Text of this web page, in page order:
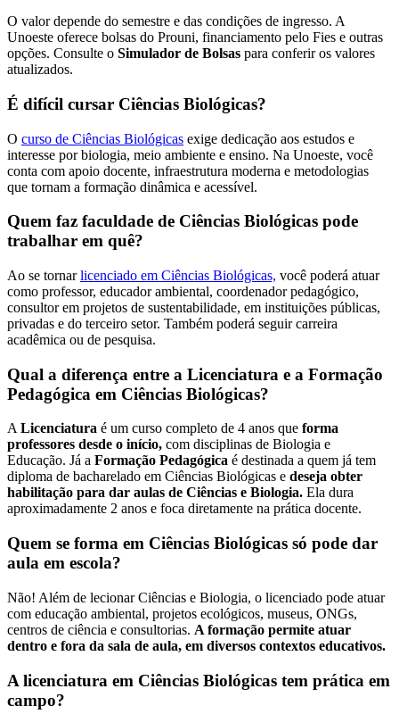
O valor depende do semestre e das condições de ingresso. A
Unoeste oferece bolsas do Prouni, financiamento pelo Fies e outras
opções. Consulte o Simulador de Bolsas para conferir os valores
atualizados.
É difícil cursar Ciências Biológicas?
O curso de Ciências Biológicas exige dedicação aos estudos e
interesse por biologia, meio ambiente e ensino. Na Unoeste, você
conta com apoio docente, infraestrutura moderna e metodologias
que tornam a formação dinâmica e acessível.
Quem faz faculdade de Ciências Biológicas pode
trabalhar em quê?
Ao se tornarlicenciado em Ciências Biológicas, você poderá atuar
como professor, educador ambiental, coordenador pedagógico,
consultor em projetos de sustentabilidade, em instituições públicas,
privadas e do terceiro setor. Também poderá seguir carreira
acadêmica ou de pesquisa.
Qual a diferença entre a Licenciatura e a Formação
Pedagógica em Ciências Biológicas?
ALicenciatura é um curso completo de 4 anos que forma
professores desde o início, com disciplinas de Biologia e
Educação. Já a Formação Pedagógica é destinada a quem já tem
diploma de bacharelado em Ciências Biológicas e deseja obter
habilitação para dar aulas de Ciências e Biologia. Ela dura
aproximadamente 2 anos e foca diretamente na prática docente.
Quem se forma em Ciências Biológicas só pode dar
aula em escola?
Não! Além de lecionar Ciências e Biologia, o licenciado pode atuar
com educação ambiental, projetos ecológicos, museus, ONGs,
centros de ciência e consultorias. A formação permite atuar
dentro e fora da sala de aula, em diversos contextos educativos.
A licenciatura em Ciências Biológicas tem prática em
campo?